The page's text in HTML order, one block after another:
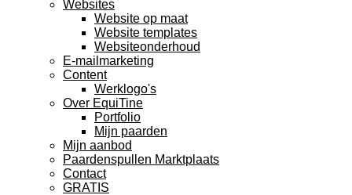
Websites
Website op maat
Website templates
Websiteonderhoud
E-mailmarketing
Content
Werklogo's
Over EquiTine
Portfolio
Mijn paarden
Mijn aanbod
Paardenspullen Marktplaats
Contact
GRATIS